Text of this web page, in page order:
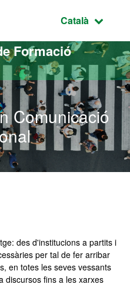
Idioma
Català
Formació
Comunicació
des d'institucions a partits i
per tal de fer arribar
en totes les seves vessants
discursos fins a les xarxes